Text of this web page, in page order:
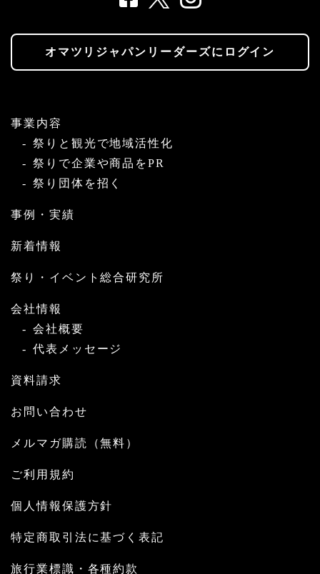
オマツリジャパンリーダーズにログイン
事業内容
祭りと観光で地域活性化
祭りで企業や商品をPR
祭り団体を招く
事例・実績
新着情報
祭り・イベント総合研究所
会社情報
会社概要
代表メッセージ
資料請求
お問い合わせ
メルマガ購読（無料）
ご利用規約
個人情報保護方針
特定商取引法に基づく表記
旅行業標識・各種約款